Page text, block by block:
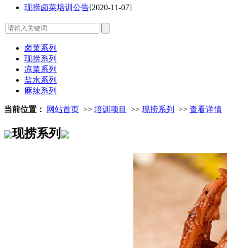
现捞卤菜培训公告[2020-11-07]
卤菜系列
现捞系列
凉菜系列
盐水系列
麻辣系列
当前位置： 网站首页 >> 培训项目 >> 现捞系列 >> 查看详情
现捞系列